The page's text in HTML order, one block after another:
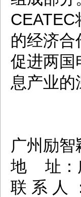
的经济
促进两国
息产业的
广州励智
地 址：
联 系 人